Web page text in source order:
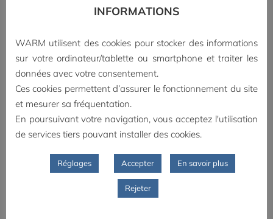
INFORMATIONS
WARM utilisent des cookies pour stocker des informations
sur votre ordinateur/tablette ou smartphone et traiter les
données avec votre consentement.
Ces cookies permettent d’assurer le fonctionnement du site
et mesurer sa fréquentation.
En poursuivant votre navigation, vous acceptez l'utilisation
de services tiers pouvant installer des cookies.
Réglages Accepter En savoir plus
Rejeter